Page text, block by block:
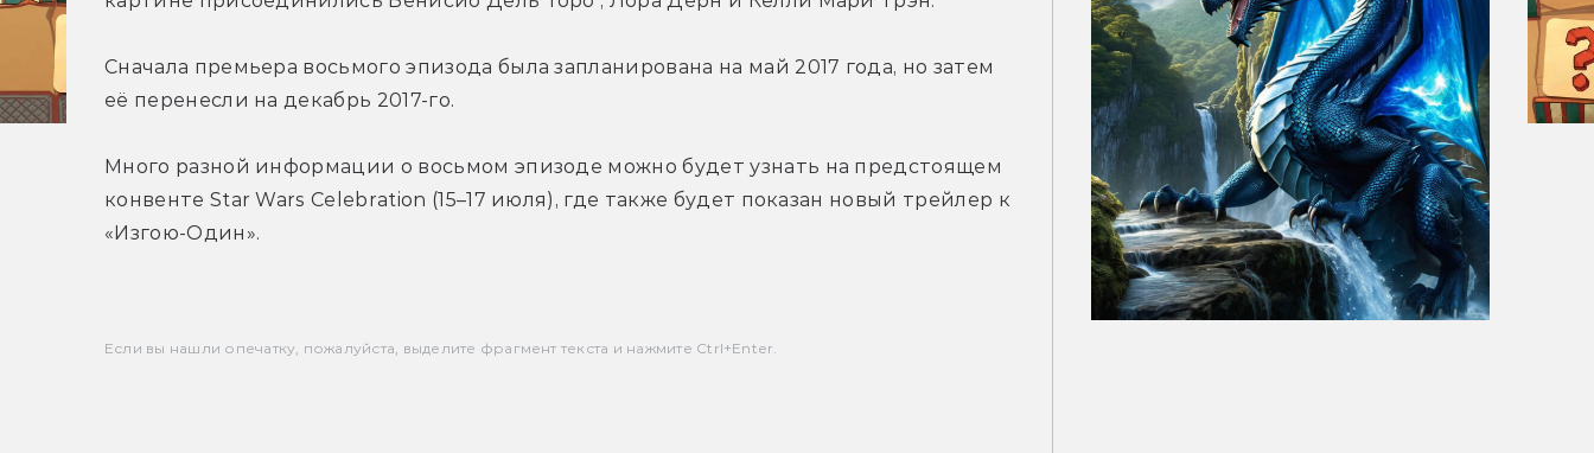
Сначала премьера восьмого эпизода была запланирована на май 2017 года, но затем
её перенесли на декабрь 2017-го.
Много разной информации о восьмом эпизоде можно будет узнать на предстоящем
конвенте Star Wars Celebration (15–17 июля), где также будет показан новый трейлер к
«Изгою-Один».
Если вы нашли опечатку, пожалуйста, выделите фрагмент текста и нажмите Ctrl+Enter.